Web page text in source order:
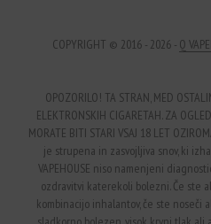
COPYRIGHT © 2016 - 2026 - Q
OPOZORILO! TA STRAN, MED
ELEKTRONSKIH CIGARETAH. ZA
MORATE BITI STARI VSAJ 18 LET
je strupena in zasvojljiva snov, ki
VAPEHOUSE niso namenjeni
ozdravitvi katerekoli bolezni. Če ste
kombinacijo inhalantov, če ste noseči